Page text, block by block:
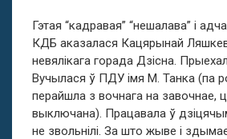
Гэтая “кадравая” “нешалава” і
КДБ аказалася Кацярынай
невялікага горада Дзісна.
Вучылася ў ПДУ імя М. Танка (па
перайшла з вочнага на завочнае,
выключана). Працавала ў
не звольнілі. За што жыве і